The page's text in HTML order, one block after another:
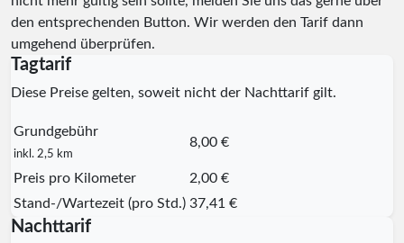
den entsprechenden Button. Wir werden den Tarif dann
umgehend überprüfen.
Tagtarif
Diese Preise gelten, soweit nicht der Nachttarif gilt.
Grundgebühr
inkl. 2,5 km
8,00 €
Preis pro Kilometer
2,00 €
Stand-/Wartezeit (pro Std.) 37,41 €
Nachttarif